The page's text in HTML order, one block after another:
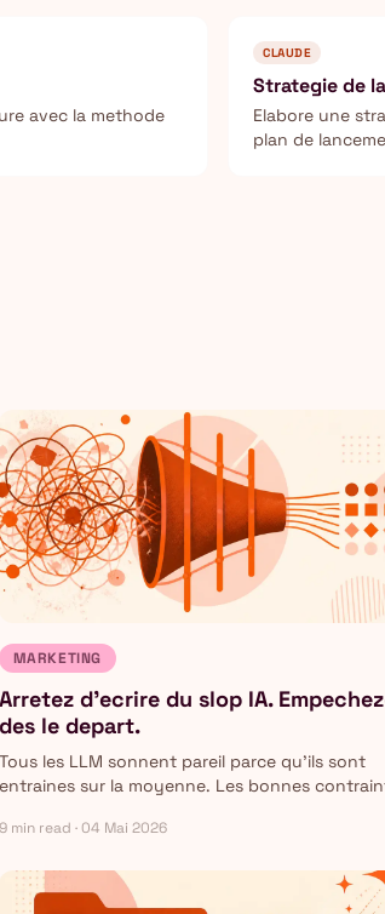
avec la methode
CLAUDE
Strategie de
Elabore une
plan de
MARKETING
Arretez d'ecrire du slop IA.
des le depart.
Tous les LLM sonnent pareil parce qu'ils sont
entraines sur la moyenne. Les bonnes
vraie valeur ajoutee.
9 min read · 04 Mai 2026